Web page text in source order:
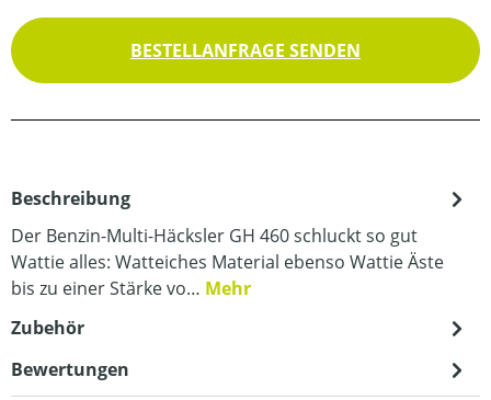
BESTELLANFRAGE SENDEN
Beschreibung
Der Benzin-Multi-Häcksler GH 460 schluckt so gut
Wattie alles: Watteiches Material ebenso Wattie Äste
bis zu einer Stärke vo… Mehr
Zubehör
Bewertungen